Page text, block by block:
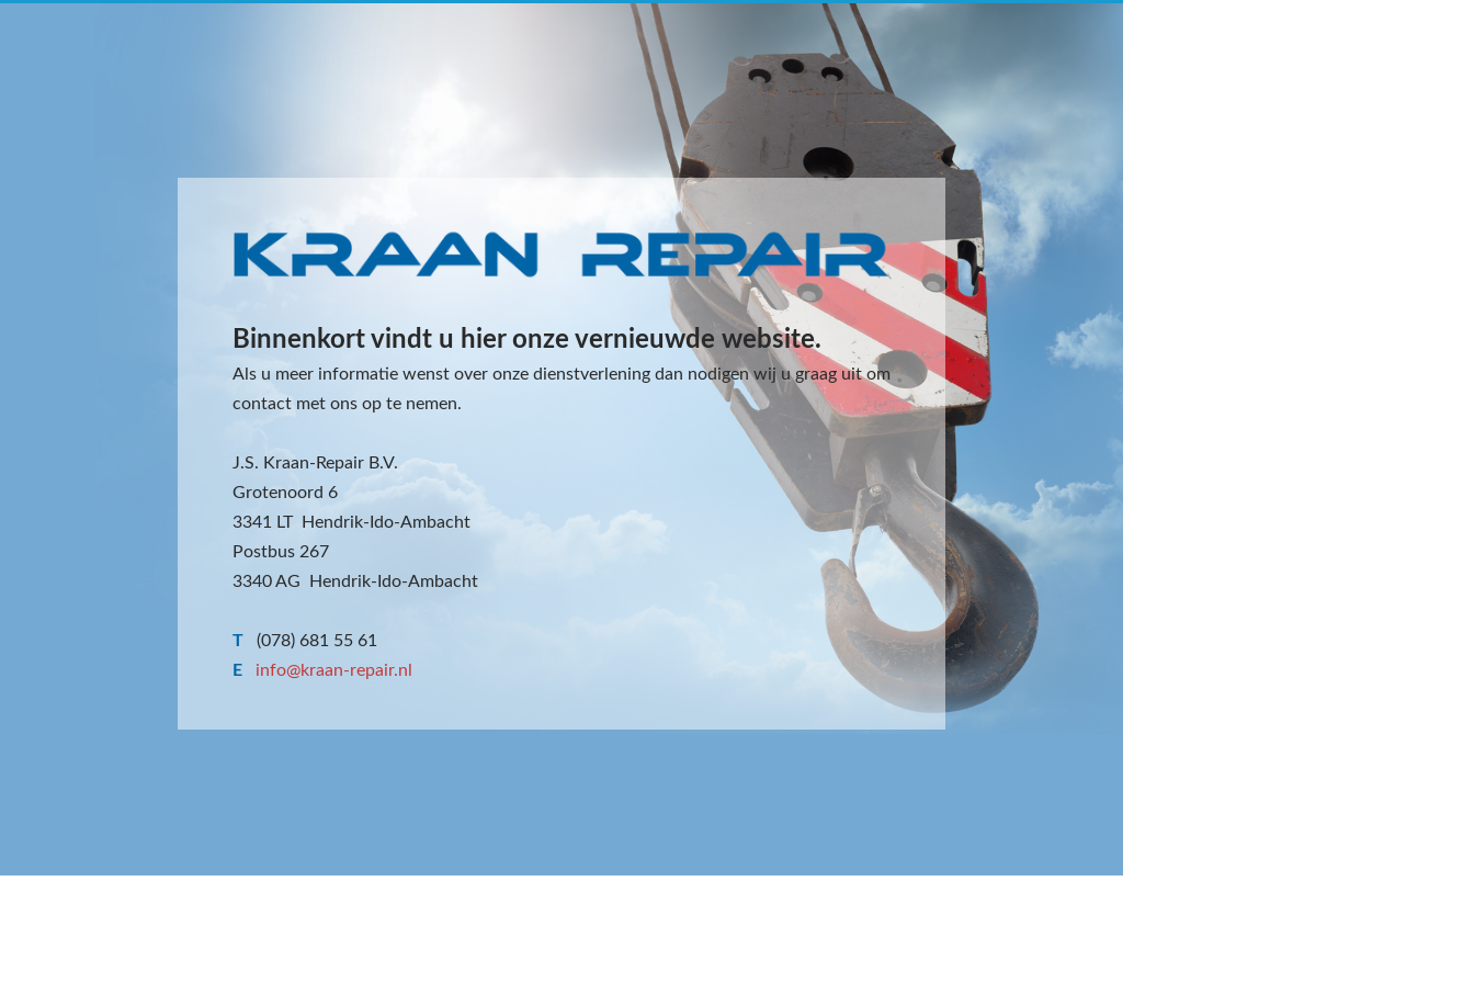
Binnenkort vindt u hier onze vernieuwde website.
Als u meer informatie wenst over onze dienstverlening dan nodigen wij u graag uit om
contact met ons op te nemen.
J.S. Kraan-Repair B.V.
Grotenoord 6
3341 LT Hendrik-Ido-Ambacht
Postbus 267
3340 AG Hendrik-Ido-Ambacht
T
(078) 681 55 61
E
info@kraan-repair.nl